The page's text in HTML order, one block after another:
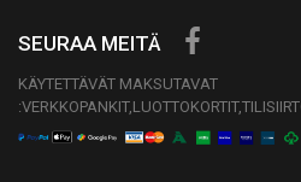
SEURAA MEITÄ
KÄYTETTÄVÄT MAKSUTAVAT